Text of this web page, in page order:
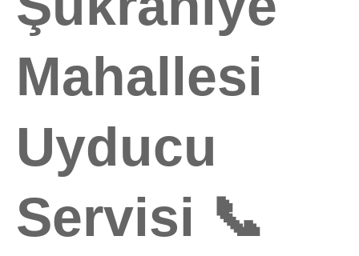
Mahallesi
Uyducu
Servisi 📞